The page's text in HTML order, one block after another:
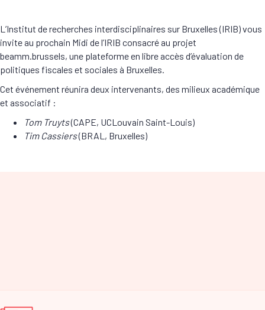
L’Institut de recherches interdisciplinaires sur Bruxelles (IRIB) vous
invite au prochain Midi de l’IRIB consacré au projet
beamm.brussels, une plateforme en libre accès d’évaluation de
politiques fiscales et sociales à Bruxelles.
Cet événement réunira deux intervenants, des milieux académique
et associatif :
Tom Truyts(CAPE, UCLouvain Saint-Louis)
Tim Cassiers(BRAL, Bruxelles)